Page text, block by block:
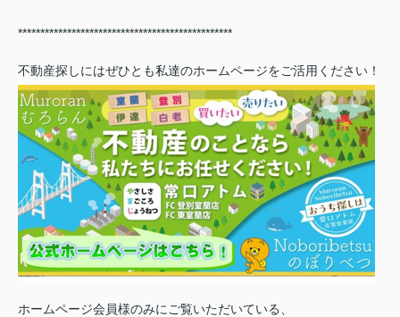
************************************************
不動産探しにはぜひとも私達のホームページをご活用ください！
ホームページ会員様のみにご覧いただいている、